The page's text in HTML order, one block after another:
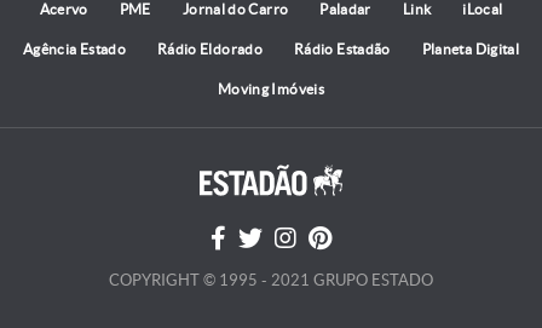
Acervo PME Jornal do Carro Paladar Link iLocal
Agência Estado Rádio Eldorado Rádio Estadão Planeta Digital
Moving Imóveis
COPYRIGHT © 1995 - 2021 GRUPO ESTADO